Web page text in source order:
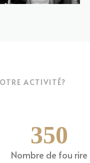
ACTIVITÉ?
350
Nombre de fou rire